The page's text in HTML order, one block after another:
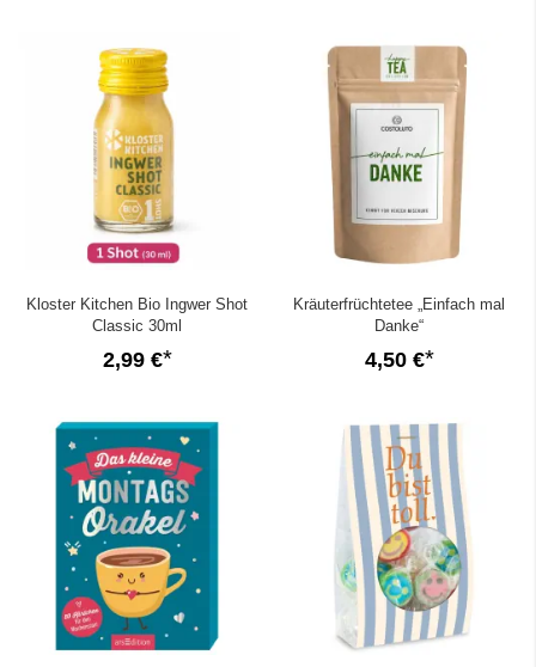
Kloster Kitchen Bio Ingwer Shot
Classic 30ml
2,99 €
Kräuterfrüchtetee „Einfach mal
Danke“
4,50 €